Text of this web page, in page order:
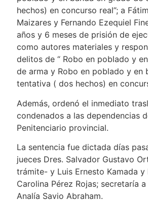
hechos) en concurso real”; a
Maizares y Fernando Ezequiel
años y 6 meses de prisión de
como autores materiales y
delitos de “ Robo en poblado y
de arma y Robo en poblado y en
tentativa ( dos hechos) en
Además, ordenó el inmediato
condenados a las dependencias
Penitenciario provincial.
La sentencia fue dictada días
jueces Dres. Salvador Gustavo
trámite- y Luis Ernesto Kamada y
Carolina Pérez Rojas; secretaría
Analía Savio Abraham.